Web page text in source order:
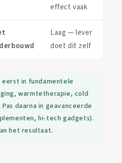
effect vaak
Laag — lever
doet dit zelf
in fundamentele
warmtetherapie, cold
daarna in geavanceerde
hi-tech gadgets).
het resultaat.